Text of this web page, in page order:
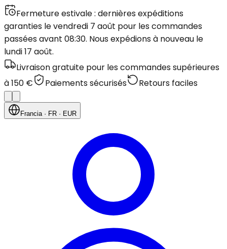
Fermeture estivale : dernières expéditions
garanties le vendredi 7 août pour les commandes
passées avant 08:30. Nous expédions à nouveau le
lundi 17 août.
Livraison gratuite pour les commandes supérieures
à 150 €
Paiements sécurisés Retours faciles
Francia· FR · EUR